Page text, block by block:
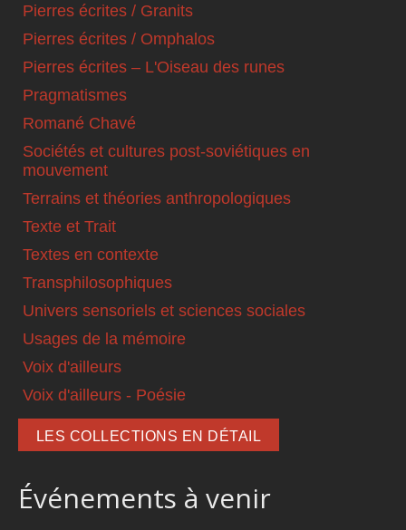
Pierres écrites / Granits
Pierres écrites / Omphalos
Pierres écrites – L'Oiseau des runes
Pragmatismes
Romané Chavé
Sociétés et cultures post-soviétiques en
mouvement
Terrains et théories anthropologiques
Texte et Trait
Textes en contexte
Transphilosophiques
Univers sensoriels et sciences sociales
Usages de la mémoire
Voix d'ailleurs
Voix d'ailleurs - Poésie
LES COLLECTIONS EN DÉTAIL
Événements à venir